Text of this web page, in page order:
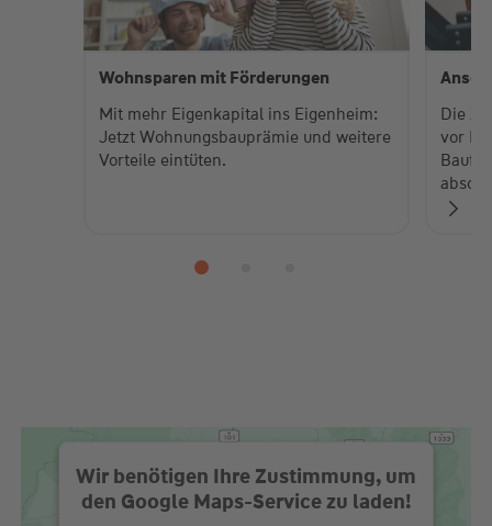
Wohnsparen mit Förderungen
Mit mehr Eigenkapital ins Eigenheim:
Jetzt Wohnungsbauprämie und weitere
Vorteile eintüten.
Die
vor
Wir benötigen Ihre Zustimmung, um
den Google Maps-Service zu laden!